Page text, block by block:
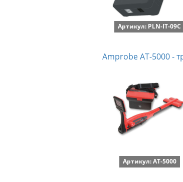
Артикул: PLN-IT-09C
Amprobe AT-5000 -
Артикул: AT-5000